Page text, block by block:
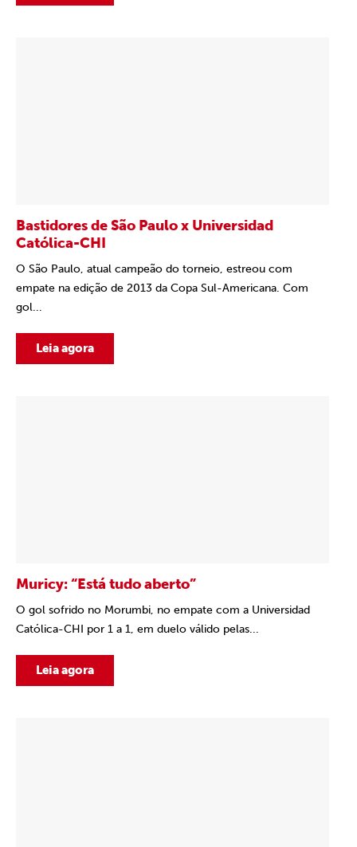
Bastidores de São Paulo x Universidad
Católica-CHI
O São Paulo, atual campeão do torneio, estreou com
empate na edição de 2013 da Copa Sul-Americana. Com
gol...
Leia agora
Muricy: “Está tudo aberto”
O gol sofrido no Morumbi, no empate com a Universidad
Católica-CHI por 1 a 1, em duelo válido pelas...
Leia agora